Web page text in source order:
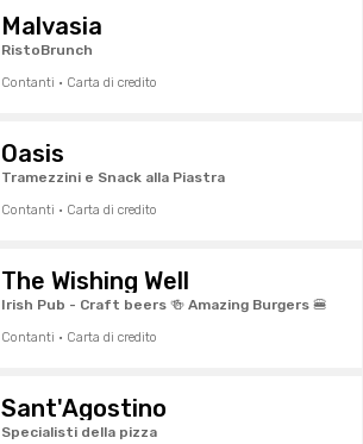
Malvasia
RistoBrunch
Contanti · Carta di credito
Oasis
Tramezzini e Snack alla Piastra
Contanti · Carta di credito
The Wishing Well
Irish Pub - Craft beers 🍻 Amazing Burgers 🍔
Contanti · Carta di credito
Sant'Agostino
Specialisti della pizza